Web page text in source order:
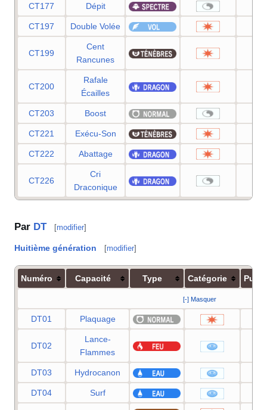
CT177 Dépit
CT197 Double Volée
CT199
Cent
Rancunes
CT200
Rafale
Écailles
CT203 Boost
CT221 Exécu-Son
CT222 Abattage
CT226
Cri
Draconique
Par DT [modifier]
Huitième génération [modifier]
Numéro Capacité Type Catégorie
[-] Masquer
DT01 Plaquage
DT02
Lance-
Flammes
DT03 Hydrocanon
DT04 Surf